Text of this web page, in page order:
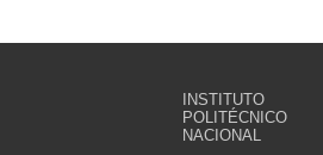
INSTITUTO
POLITÉCNICO
NACIONAL